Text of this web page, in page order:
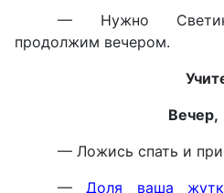
— Нужно Светику
продолжим вечером.
Вечер,
— Ложись спать и
—Доля ваша